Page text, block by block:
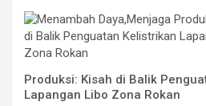
Produksi: Kisah di Balik
Lapangan Libo Zona Rokan